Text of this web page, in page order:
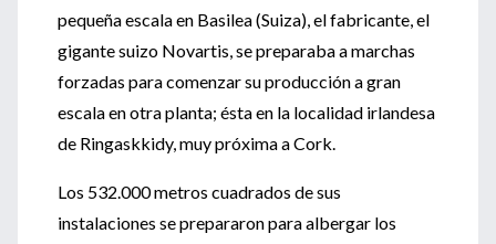
pequeña escala en Basilea (Suiza), el fabricante, el
gigante suizo Novartis, se preparaba a marchas
forzadas para comenzar su producción a gran
escala en otra planta; ésta en la localidad irlandesa
de Ringaskkidy, muy próxima a Cork.
Los 532.000 metros cuadrados de sus
instalaciones se prepararon para albergar los